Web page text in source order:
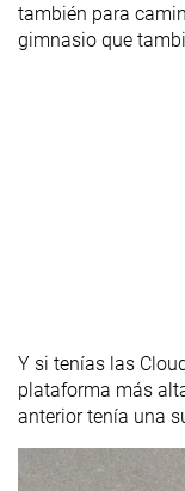
también para
gimnasio que
Y si tenías las
plataforma más
anterior tenía una